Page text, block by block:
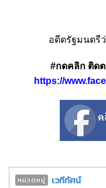
อดีตรัฐมนตรี
#กดคลิก ติด
https://
หมวดหมู่ เวทีทัศน์